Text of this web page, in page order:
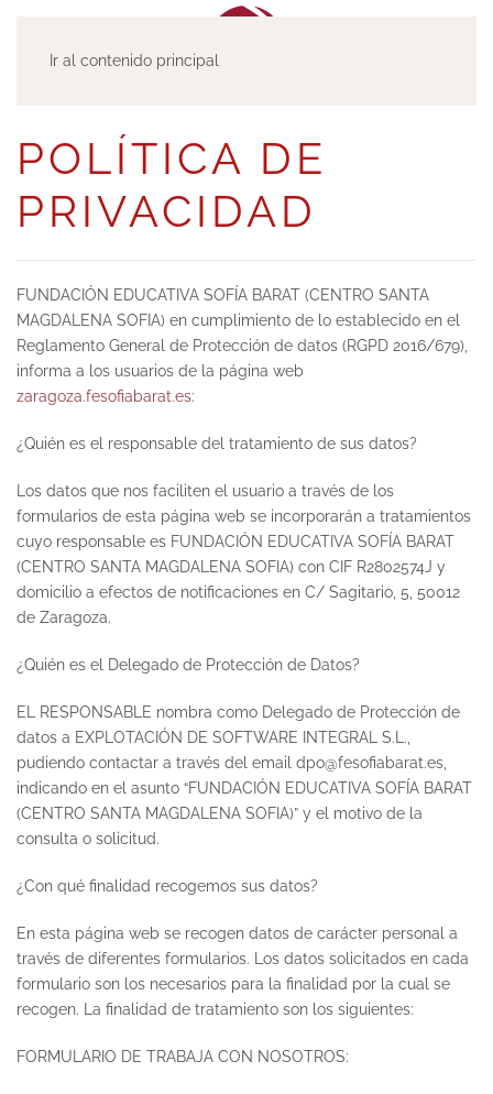
Ir al contenido principal
POLÍTICA DE
PRIVACIDAD
FUNDACIÓN EDUCATIVA SOFÍA BARAT (CENTRO SANTA
MAGDALENA SOFIA) en cumplimiento de lo establecido en el
Reglamento General de Protección de datos (RGPD 2016/679),
informa a los usuarios de la página web
zaragoza.fesofiabarat.es:
¿Quién es el responsable del tratamiento de sus datos?
Los datos que nos faciliten el usuario a través de los
formularios de esta página web se incorporarán a tratamientos
cuyo responsable es FUNDACIÓN EDUCATIVA SOFÍA BARAT
(CENTRO SANTA MAGDALENA SOFIA) con CIF R2802574J y
domicilio a efectos de notificaciones en C/ Sagitario, 5, 50012
de Zaragoza.
¿Quién es el Delegado de Protección de Datos?
EL RESPONSABLE nombra como Delegado de Protección de
datos a EXPLOTACIÓN DE SOFTWARE INTEGRAL S.L.,
pudiendo contactar a través del email dpo@fesofiabarat.es,
indicando en el asunto “FUNDACIÓN EDUCATIVA SOFÍA BARAT
(CENTRO SANTA MAGDALENA SOFIA)” y el motivo de la
consulta o solicitud.
¿Con qué finalidad recogemos sus datos?
En esta página web se recogen datos de carácter personal a
través de diferentes formularios. Los datos solicitados en cada
formulario son los necesarios para la finalidad por la cual se
recogen. La finalidad de tratamiento son los siguientes:
FORMULARIO DE TRABAJA CON NOSOTROS: